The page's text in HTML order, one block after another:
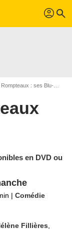
profil search
: ses Blu-Ray, DVD, VOD, SVOD
en DVD ou
| Comédie
Fillières